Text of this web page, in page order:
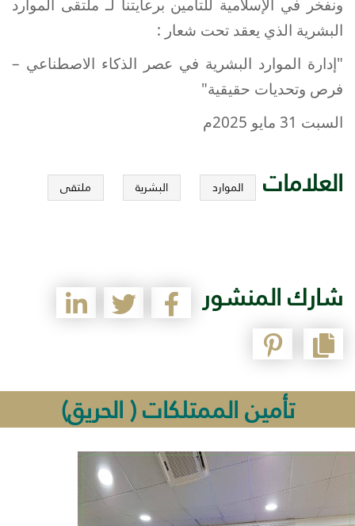
ونفخر في الإسلامية للتأمين برعايتنا لـ ملتقى الموارد
البشرية الذي يعقد تحت شعار :
"إدارة الموارد البشرية في عصر الذكاء الاصطناعي –
فرص وتحديات حقيقية"
السبت 31 مايو 2025م
العلامات الموارد البشرية ملتقى
شارك المنشور
تأمين الممتلكات ( الحريق)